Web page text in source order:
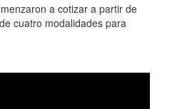
a cotizar a partir de
cuatro modalidades para